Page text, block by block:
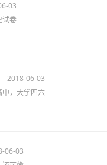
03
试卷
2018-06-03
，大学四六
06-03